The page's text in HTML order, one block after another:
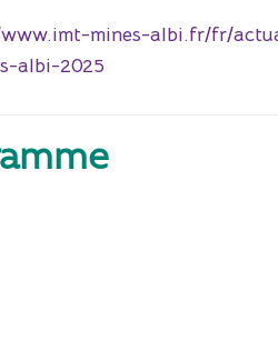
mines-albi.fr/fr/
albi-2025